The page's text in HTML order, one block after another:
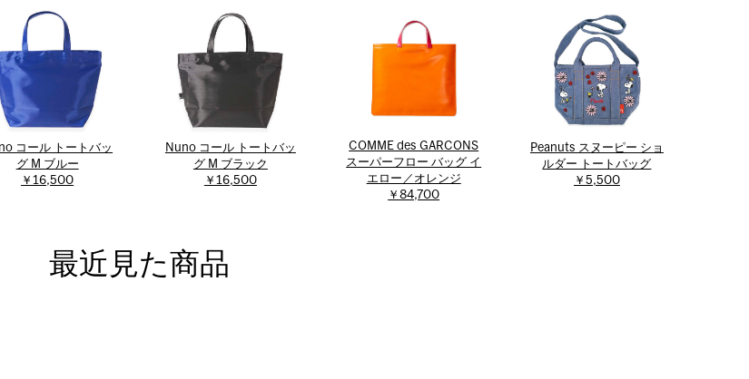
コール トートバッ
グ M ブルー
￥16,500
Nuno コール トートバッ
グ M ブラック
￥16,500
COMME des GARCONS
スーパーフロー バッグ イ
エロー／オレンジ
￥84,700
Peanuts スヌーピー ショ
ルダー トートバッグ
￥5,500
最近見た商品